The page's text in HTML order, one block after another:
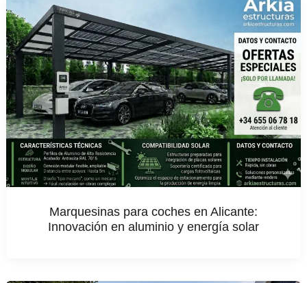
Marquesinas para coches en Alicante:
Innovación en aluminio y energía solar